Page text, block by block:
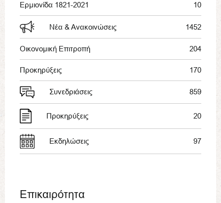
Ερμιονίδα 1821-2021 10
Νέα & Ανακοινώσεις 1452
Οικονομική Επιτροπή 204
Προκηρύξεις 170
Συνεδριάσεις 859
Προκηρύξεις 20
Εκδηλώσεις 97
Επικαιρότητα